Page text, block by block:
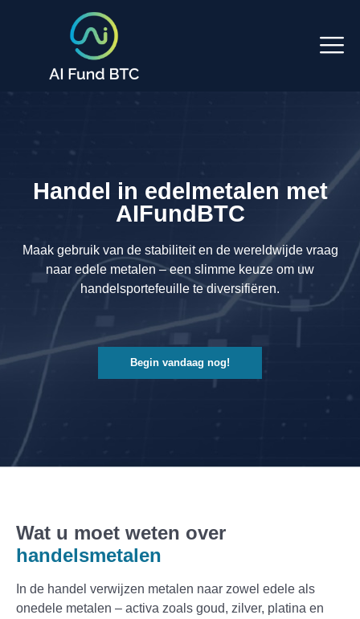
Handel in edelmetalen met
AIFundBTC
Maak gebruik van de stabiliteit en de wereldwijde vraag
naar edele metalen – een slimme keuze om uw
handelsportefeuille te diversifiëren.
Begin vandaag nog!
Wat u moet weten over
handelsmetalen
In de handel verwijzen metalen naar zowel edele als
onedele metalen – activa zoals goud, zilver, platina en